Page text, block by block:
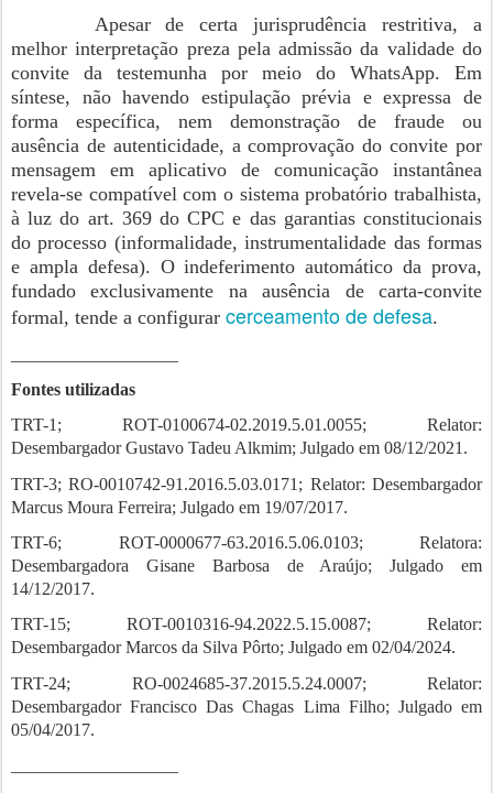
Apesar de certa jurisprudência restritiva, a
melhor interpretação preza pela admissão da validade do
convite da testemunha por meio do WhatsApp. Em
síntese, não havendo estipulação prévia e expressa de
forma específica, nem demonstração de fraude ou
ausência de autenticidade, a comprovação do convite por
mensagem em aplicativo de comunicação instantânea
revela-se compatível com o sistema probatório trabalhista,
à luz do art. 369 do CPC e das garantias constitucionais
do processo (informalidade, instrumentalidade das formas
e ampla defesa). O indeferimento automático da prova,
fundado exclusivamente na ausência de carta-convite
formal, tende a configurar cerceamento de defesa.
Fontes utilizadas
TRT-1; ROT-0100674-02.2019.5.01.0055; Relator:
Desembargador Gustavo Tadeu Alkmim; Julgado em 08/12/2021.
TRT-3; RO-0010742-91.2016.5.03.0171; Relator: Desembargador
Marcus Moura Ferreira; Julgado em 19/07/2017.
TRT-6; ROT-0000677-63.2016.5.06.0103; Relatora:
Desembargadora Gisane Barbosa de Araújo; Julgado em
14/12/2017.
TRT-15; ROT-0010316-94.2022.5.15.0087; Relator:
Desembargador Marcos da Silva Pôrto; Julgado em 02/04/2024.
TRT-24; RO-0024685-37.2015.5.24.0007; Relator:
Desembargador Francisco Das Chagas Lima Filho; Julgado em
05/04/2017.